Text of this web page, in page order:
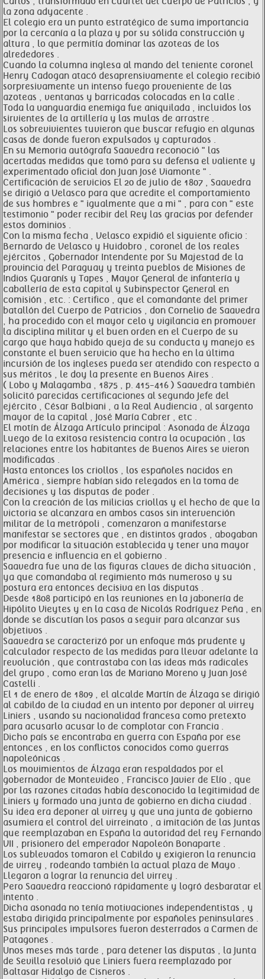
la zona adyacente .
El colegio era un punto estratégico de suma importancia
por la cercanía a la plaza y por su sólida construcción y
altura , lo que permitía dominar las azoteas de los
alrededores .
Cuando la columna inglesa al mando del teniente coronel
Henry Cadogan atacó desaprensivamente el colegio recibió
sorpresivamente un intenso fuego proveniente de las
azoteas , ventanas y barricadas colocadas en la calle .
Toda la vanguardia enemiga fue aniquilada , incluidos los
sirvientes de la artillería y las mulas de arrastre .
Los sobrevivientes tuvieron que buscar refugio en algunas
casas de donde fueron expulsados y capturados .
En su Memoria autógrafa Saavedra reconoció " las
acertadas medidas que tomó para su defensa el valiente y
experimentado oficial don Juan José Viamonte " .
Certificación de servicios El 20 de julio de 1807 , Saavedra
se dirigió a Velasco para que acredite el comportamiento
de sus hombres e " igualmente que a mi " , para con " este
testimonio " poder recibir del Rey las gracias por defender
estos dominios .
Con la misma fecha , Velasco expidió el siguiente oficio :
Bernardo de Velasco y Huidobro , coronel de los reales
ejércitos , Gobernador Intendente por Su Majestad de la
provincia del Paraguay y treinta pueblos de Misiones de
Indios Guaranís y Tapes , Mayor General de infantería y
caballería de esta capital y Subinspector General en
comisión , etc. : Certifico , que el comandante del primer
batallón del Cuerpo de Patricios , don Cornelio de Saavedra
, ha procedido con el mayor celo y vigilancia en promover
la disciplina militar y el buen orden en el Cuerpo de su
cargo que haya habido queja de su conducta y manejo es
constante el buen servicio que ha hecho en la última
incursión de los ingleses pueda ser atendido con respecto a
sus méritos , le doy la presente en Buenos Aires .
( Lobo y Malagamba , 1875 , p. 415-416 ) Saavedra también
solicitó parecidas certificaciones al segundo Jefe del
ejército , César Balbiani , a la Real Audiencia , al sargento
mayor de la capital , José María Cabrer , etc .
El motín de Álzaga Artículo principal : Asonada de Álzaga
Luego de la exitosa resistencia contra la ocupación , las
relaciones entre los habitantes de Buenos Aires se vieron
modificadas .
Hasta entonces los criollos , los españoles nacidos en
América , siempre habían sido relegados en la toma de
decisiones y las disputas de poder .
Con la creación de las milicias criollas y el hecho de que la
victoria se alcanzara en ambos casos sin intervención
militar de la metrópoli , comenzaron a manifestarse
manifestar se sectores que , en distintos grados , abogaban
por modificar la situación establecida y tener una mayor
presencia e influencia en el gobierno .
Saavedra fue una de las figuras claves de dicha situación ,
ya que comandaba al regimiento más numeroso y su
postura era entonces decisiva en las disputas .
Desde 1808 participó en las reuniones en la jabonería de
Hipólito Vieytes y en la casa de Nicolás Rodríguez Peña , en
donde se discutían los pasos a seguir para alcanzar sus
objetivos .
Saavedra se caracterizó por un enfoque más prudente y
calculador respecto de las medidas para llevar adelante la
revolución , que contrastaba con las ideas más radicales
del grupo , como eran las de Mariano Moreno y Juan José
Castelli .
El 1 de enero de 1809 , el alcalde Martín de Álzaga se dirigió
al cabildo de la ciudad en un intento por deponer al virrey
Liniers , usando su nacionalidad francesa como pretexto
para acusarlo acusar lo de complotar con Francia .
Dicho país se encontraba en guerra con España por ese
entonces , en los conflictos conocidos como guerras
napoleónicas .
Los movimientos de Álzaga eran respaldados por el
gobernador de Montevideo , Francisco Javier de Elío , que
por las razones citadas había desconocido la legitimidad de
Liniers y formado una junta de gobierno en dicha ciudad .
Su idea era deponer al virrey y que una junta de gobierno
asumiera el control del virreinato , a imitación de las Juntas
que reemplazaban en España la autoridad del rey Fernando
VII , prisionero del emperador Napoleón Bonaparte .
Los sublevados tomaron el Cabildo y exigieron la renuncia
de virrey , rodeando también la actual plaza de Mayo .
Llegaron a lograr la renuncia del virrey .
Pero Saavedra reaccionó rápidamente y logró desbaratar el
intento .
Dicha asonada no tenía motivaciones independentistas , y
estaba dirigida principalmente por españoles peninsulares .
Sus principales impulsores fueron desterrados a Carmen de
Patagones .
Unos meses más tarde , para detener las disputas , la Junta
de Sevilla resolvió que Liniers fuera reemplazado por
Baltasar Hidalgo de Cisneros .